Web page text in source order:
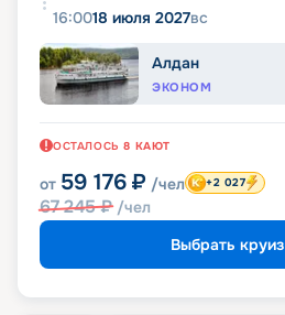
16:0018 июля 2027вс
Алдан
ЭКОНОМ
ОСТАЛОСЬ 8 КАЮТ
от 59 176 ₽ /чел
67 245₽ /чел
+2 027
Выбрать круиз